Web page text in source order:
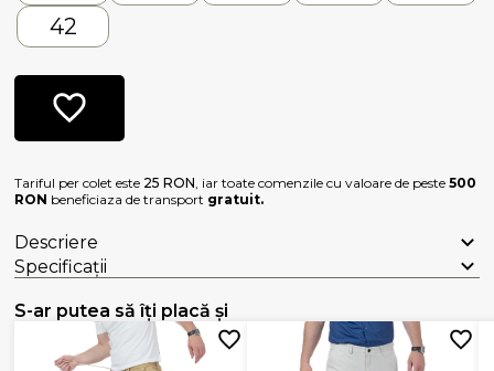
42
Tariful per colet este 25 RON, iar toate comenzile cu valoare de peste500
RON beneficiaza de transport gratuit.
Descriere
Specificații
S-ar putea să îți placă și